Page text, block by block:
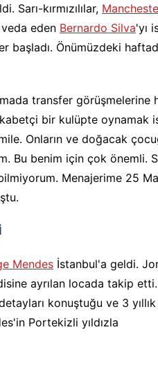
Sarı-kırmızılılar,
eden Bernardo Silva'yı
Önümüzdeki
transfer görüşmelerine
bir kulüpte oynamak
Onların ve doğacak
Bu benim için çok önemli.
Menajerime 25
Mendes İstanbul'a geldi.
ayrılan locada takip
konuştuğu ve 3
Portekizli yıldızla